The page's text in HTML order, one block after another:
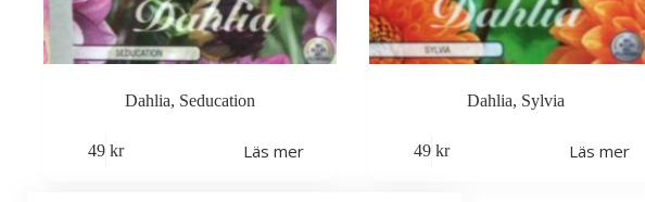
Dahlia, Seducation
49 kr Läs mer
Dahlia, Sylvia
49 kr Läs mer